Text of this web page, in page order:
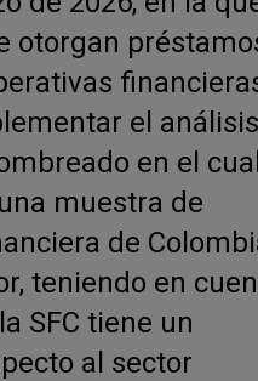
otorgan
el análisis
en el cual
muestra de
de
teniendo en
SFC tiene un
al sector